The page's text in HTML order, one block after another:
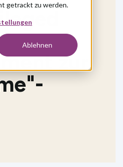
getrackt zu werden.
Ablehnen
zur